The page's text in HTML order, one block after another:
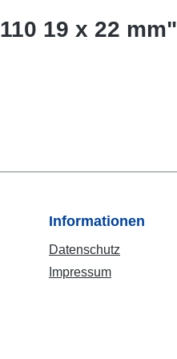
19 x 22 mm"
Informationen
Datenschutz
Impressum